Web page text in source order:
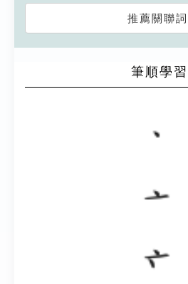
推薦關聯詞
筆順學習